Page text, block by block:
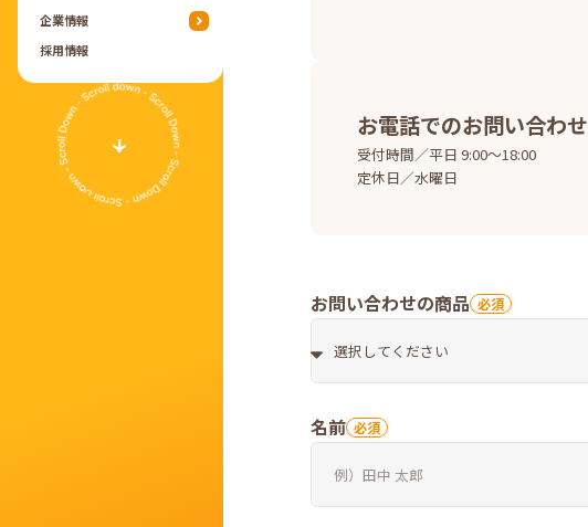
企業情報
採用情報
お電話でのお問い合わせ
受付時間／平日 9:00～18:00
定休日／水曜日
お問い合わせの商品
名前